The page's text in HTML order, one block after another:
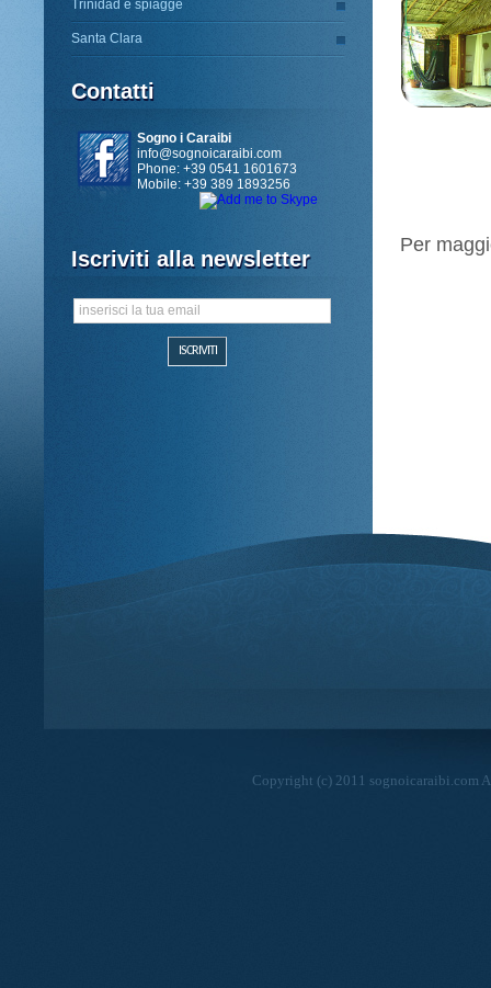
Trinidad e spiagge
Santa Clara
Contatti
Sogno i Caraibi
info@sognoicaraibi.com
Phone: +39 0541 1601673
Mobile: +39 389 1893256
Iscriviti alla newsletter
Per
Copyright (c) 2011 sognoicaraibi.com